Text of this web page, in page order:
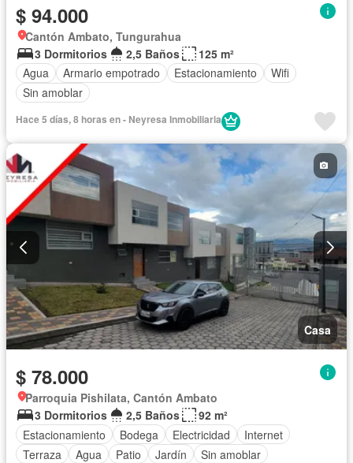
$ 94.000
Cantón Ambato, Tungurahua
3 Dormitorios
2,5 Baños
125 m²
Agua
Armario empotrado Estacionamiento
Wifi
Sin amoblar
Hace 5 días, 8 horas en - Neyresa Inmobiliaria
Casa
$ 78.000
Parroquia Pishilata, Cantón Ambato
3 Dormitorios
2,5 Baños
92 m²
Estacionamiento
Bodega Electricidad
Internet
Terraza
Agua Patio Jardín Sin amoblar